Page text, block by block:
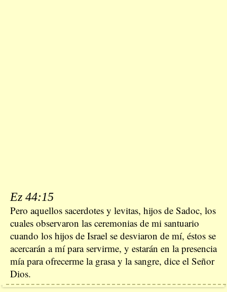
Ez 44:15
Pero aquellos sacerdotes y levitas, hijos de Sadoc, los
cuales observaron las ceremonias de mi santuario
cuando los hijos de Israel se desviaron de mí, éstos se
acercarán a mí para servirme, y estarán en la presencia
mía para ofrecerme la grasa y la sangre, dice el Señor
Dios.